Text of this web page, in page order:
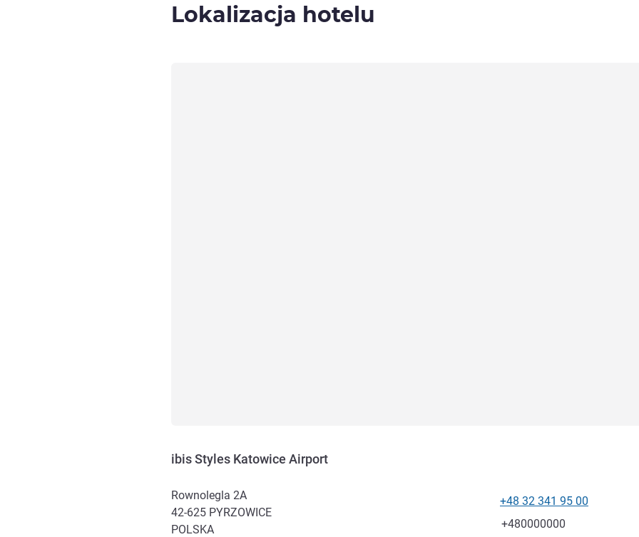
Lokalizacja hotelu
ibis Styles Katowice Airport
Rownolegla 2A
42-625 PYRZOWICE
POLSKA
Telefon
+48 32 341 95 00
Faks
+480000000